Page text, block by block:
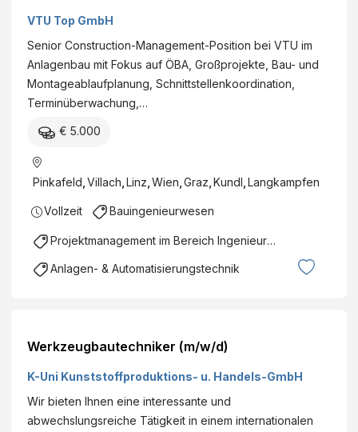
VTU Top GmbH
Senior Construction-Management-Position bei VTU im
Anlagenbau mit Fokus auf ÖBA, Großprojekte, Bau- und
Montageablaufplanung, Schnittstellenkoordination,
Terminüberwachung,…
€ 5.000
Pinkafeld Villach Linz Wien Graz Kundl Langkampfen
Vollzeit Bauingenieurwesen
Projektmanagement im Bereich Ingenieurswesen
Anlagen- & Automatisierungstechnik
Werkzeugbautechniker (m/w/d)
K-Uni Kunststoffproduktions- u. Handels-GmbH
Wir bieten Ihnen eine interessante und
abwechslungsreiche Tätigkeit in einem internationalen